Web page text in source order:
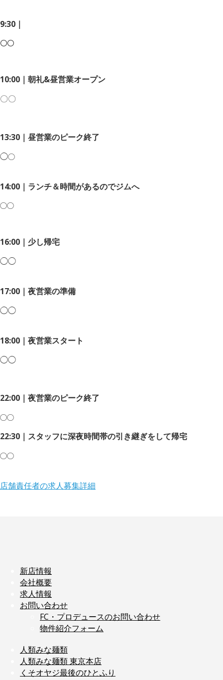
9:30｜
〇〇
10:00｜朝礼&昼営業オープン
〇〇
13:30｜昼営業のピーク終了
◯◯
14:00｜ランチ＆時間があるのでジムへ
◯◯
16:00｜少し帰宅
◯◯
17:00｜夜営業の準備
◯◯
18:00｜夜営業スタート
◯◯
22:00｜夜営業のピーク終了
◯◯
22:30｜スタッフに深夜時間帯の引き継ぎをして帰宅
◯◯
店舗責任者の求人募集詳細
新店情報
会社概要
求人情報
お問い合わせ
FC・プロデュースのお問い合わせ
物件紹介フォーム
人類みな麺類
人類みな麺類 東京本店
くそオヤジ最後のひとふり